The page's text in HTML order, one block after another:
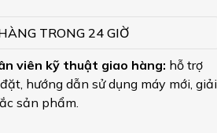
TRONG 24 GIỜ
viên kỹ thuật giao hàng: hỗ trợ
hướng dẫn sử dụng máy mới, giải
sản phẩm.